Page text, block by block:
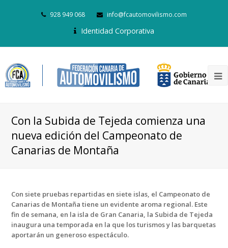
928 949 068 info@fcautomovilismo.com
Identidad Corporativa
Con la Subida de Tejeda comienza una
nueva edición del Campeonato de
Canarias de Montaña
Con siete pruebas repartidas en siete islas, el Campeonato de
Canarias de Montaña tiene un evidente aroma regional. Este
fin de semana, en la isla de Gran Canaria, la Subida de Tejeda
inaugura una temporada en la que los turismos y las barquetas
aportarán un generoso espectáculo.